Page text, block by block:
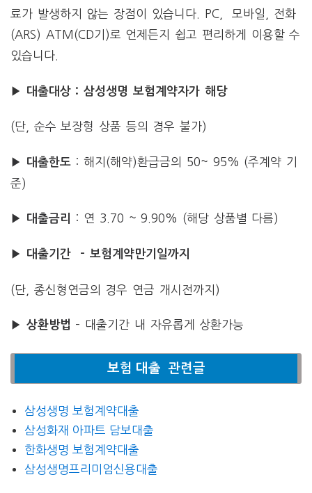
료가 발생하지 않는 장점이 있습니다. PC, 모바일, 전화
(ARS) ATM(CD기)로 언제든지 쉽고 편리하게 이용할 수
있습니다.
▶ 대출대상 : 삼성생명 보험계약자가 해당
(단, 순수 보장형 상품 등의 경우 불가)
▶ 대출한도 : 해지(해약)환급금의 50~ 95% (주계약 기
준)
▶ 대출금리 : 연 3.70 ~ 9.90% (해당 상품별 다름)
▶ 대출기간 – 보험계약만기일까지
(단, 종신형연금의 경우 연금 개시전까지)
▶ 상환방법 – 대출기간 내 자유롭게 상환가능
보험 대출 관련글
삼성생명 보험계약대출
삼성화재 아파트 담보대출
한화생명 보험계약대출
삼성생명프리미엄신용대출